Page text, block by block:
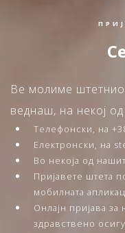
Ве молиме
веднаш, на некој
Телефонски, на
Електронски, на
Во некоја од
Пријавете штета
мобилната
Онлајн пријава
здравствено